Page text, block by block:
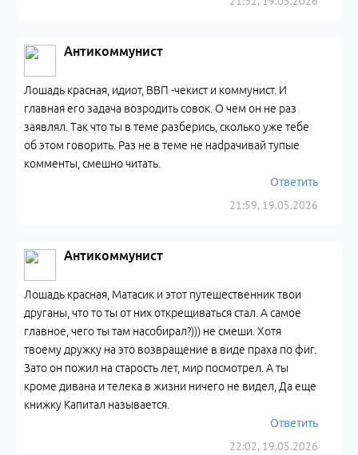
Антикоммунист
21:59, 19.05.2026
Лошадь красная, идиот, ВВП -чекист и коммунист. И
главная его задача возродить совок. О чем он не раз
заявлял. Так что ты в теме разберись, сколько уже тебе
об этом говорить. Раз не в теме не наdрачивай тупые
комменты, смешно читать.
Ответить
Антикоммунист
22:02, 19.05.2026
Лошадь красная, Матасик и этот путешественник твои
друганы, что то ты от них открещиваться стал. А самое
главное, чего ты там насобирал?))) не смеши. Хотя
твоему дружку на это возвращение в виде праха по фиг.
Зато он пожил на старость лет, мир посмотрел. А ты
кроме дивана и телека в жизни ничего не видел, Да еще
книжку Капитал называется.
Ответить